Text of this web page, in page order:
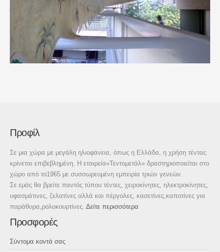
Προφίλ
Σε μια χώρα με μεγάλη ηλιοφάνεια, όπως η Ελλάδα, η χρήση τέντας
κρίνεται επιβεβλημένη. Η εταιρεία«Τεντομετάλ» δραστηριοποιείται στο
χώρο από το1965 με συσσωρευμένη εμπειρία τριών γενεών.
Σε εμάς θα βρείτε παντός τύπου τέντες, χειροκίνητες, ηλεκτροκίνητες,
υφασμάτινες, ζελατίνες αλλά και πέργολες, κασετίνες,καποτίνες για
παράθυρα,ρολοκουρτίνες. Δείτε περισσότερα
Προσφορές
Σύντομα κοντά σας